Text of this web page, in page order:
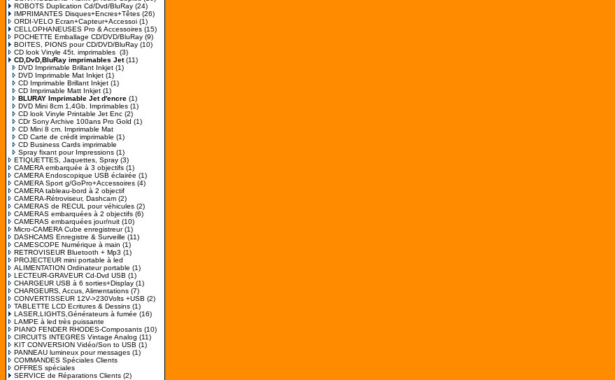
ROBOTS Duplication Cd/Dvd/BluRay (24)
IMPRIMANTES Disques+Encres+Têtes (26)
ORDI-VELO Ecran+Capteur+Accessoi (1)
CELLOPHANEUSES Pro & Accessoires (15)
POCHETTE Emballage CD/DVD/BluRay (9)
BOITES, PIONS pour CD/DVD/BluRay (10)
CD look Vinyle 45t. imprimables (3)
CD,DvD,BluRay imprimables Jet(11)
DVD Imprimable Brillant Inkjet (1)
DVD Imprimable Mat Inkjet (1)
CD Imprimable Brillant Inkjet (1)
CD Imprimable Matt Inkjet (1)
BLURAY Imprimable Jet d'encre (1)
DVD Mini 8cm 1,4Gb. Imprimables (1)
CD look Vinyle Printable Jet Enc (2)
CDr Sony Archive 100ans Pro Gold (1)
CD Mini 8 cm. Imprimable Mat
CD Carte de crédit imprimable (1)
CD Business Cards imprimable
Spray fixant pour Impressions (1)
ETIQUETTES, Jaquettes, Spray (3)
CAMERA embarquée à 3 objectifs (1)
CAMERA Endoscopique USB éclairée (1)
CAMERA Sport g/GoPro+Accessoires (4)
CAMERA tableau-bord à 2 objectif
CAMERA-Rétroviseur, Dashcam (2)
CAMERAS de RECUL pour véhicules (2)
CAMERAS embarquées à 2 objectifs (6)
CAMERAS embarquées jour/nuit (10)
Micro-CAMERA Cube enregistreur(1)
DASHCAMS Enregistre & Surveille (11)
CAMESCOPE Numérique à main (1)
RETROVISEUR Bluetooth + Mp3 (1)
PROJECTEUR mini portable à led
ALIMENTATION Ordinateur portable (1)
LECTEUR-GRAVEUR Cd-Dvd USB (1)
CHARGEUR USB à 6 sorties+Display (1)
CHARGEURS, Accus, Alimentations (7)
CONVERTISSEUR 12V->230Volts +USB (2)
TABLETTE LCD Ecritures & Dessins (1)
LASER,LIGHTS,Générateurs à fumée (16)
LAMPE à led très puissante
PIANO FENDER RHODES-Composants (10)
CIRCUITS INTEGRES Vintage Analog (11)
KIT CONVERSION Vidéo/Son to USB (1)
PANNEAU lumineux pour messages (1)
COMMANDES Spéciales Clients
OFFRES spéciales
SERVICE de Réparations Clients (2)